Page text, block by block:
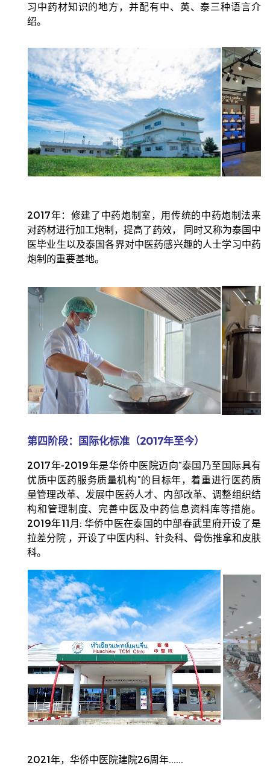
习中药材知识的地方，并配有中、英、泰三种语言介
绍。
2017年：修建了中药炮制室，用传统的中药炮制法来
对药材进行加工炮制，提高了药效， 同时又称为泰国中
医毕业生以及泰国各界对中医药感兴趣的人士学习中药
炮制的重要基地。
第四阶段：国际化标准（2017年至今）
2017年-2019年是华侨中医院迈向“泰国乃至国际具有
优质中医药服务质量机构”的目标年，着重进行医药质
量管理改革、发展中医药人才、内部改革、调整组织结
构和管理制度、完善中医及中药信息资料库等措施。
2019年11月: 华侨中医在泰国的中部春武里府开设了是
拉差分院 ，开设了中医内科、针灸科、骨伤推拿和皮肤
科。
2021年，华侨中医院建院26周年......